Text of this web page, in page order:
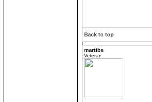
Back to top
martibs
Veteran